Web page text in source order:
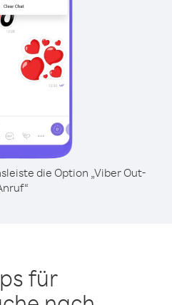
die Option „Viber Out-
für